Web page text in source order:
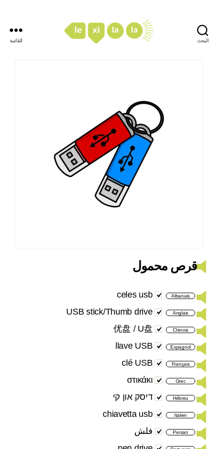
البحث القائمة
قرص محمول
Albanais
celes usb
Anglais
USB stick/Thumb drive
Chinois
优盘 / U盘
Espagnol
llave USB
Français
clé USB
Grec
στικάκι
Hébreu דיסק און קי
Italien
chiavetta usb
Persan فلش